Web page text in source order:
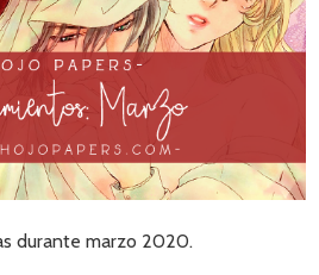
durante marzo 2020.